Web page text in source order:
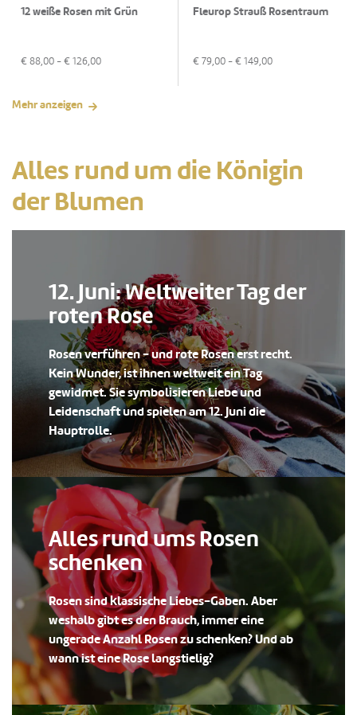
12 weiße Rosen mit Grün
€ 88,00 - € 126,00
Fleurop Strauß Rosentraum
€ 79,00 - € 149,00
Mehr anzeigen
Alles rund um die Königin
der Blumen
12. Juni: Weltweiter Tag der
roten Rose
Rosen verführen - und rote Rosen erst recht.
Kein Wunder, ist ihnen weltweit ein Tag
gewidmet. Sie symbolisieren Liebe und
Leidenschaft und spielen am 12. Juni die
Hauptrolle.
Alles rund ums Rosen
schenken
Rosen sind klassische Liebes-Gaben. Aber
weshalb gibt es den Brauch, immer eine
ungerade Anzahl Rosen zu schenken? Und ab
wann ist eine Rose langstielig?